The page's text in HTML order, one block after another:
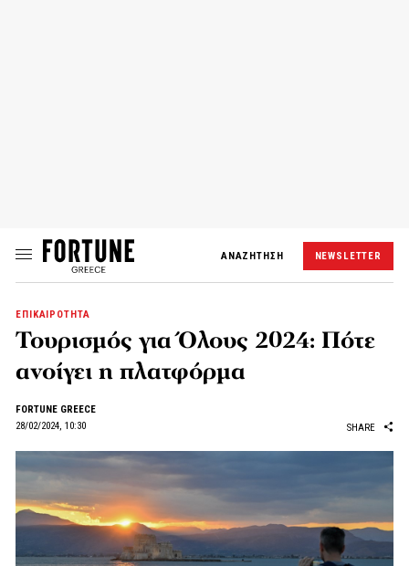
ΑΝΑΖΗΤΗΣΗ NEWSLETTER
ΕΠΙΚΑΙΡΟΤΗΤΑ
Τουρισμός για Όλους 2024: Πότε
ανοίγει η πλατφόρμα
FORTUNE GREECE
28/02/2024, 10:30
SHARE